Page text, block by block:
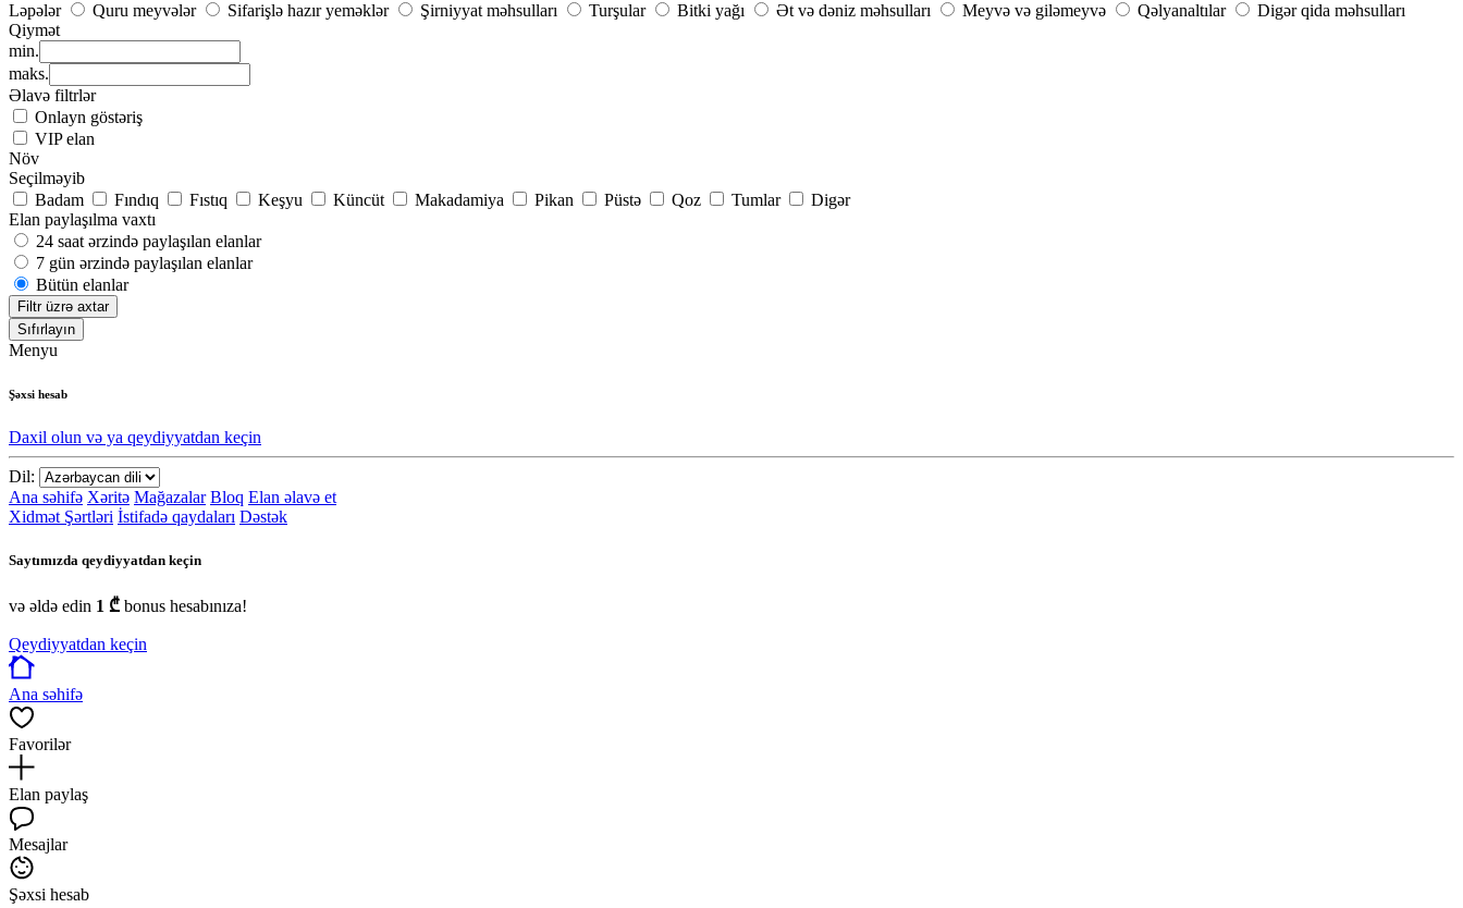
Ləpələr
Quru meyvələr Sifarişlə hazır yeməklər Şirniyyat məhsulları Turşular Bitki yağı Ət və dəniz məhsulları Meyvə və giləmeyvə Qəlyanaltılar
Digər qida məhsulları
Qiymət
min.
maks.
Əlavə filtrlər
Onlayn göstəriş
VIP elan
Növ
Seçilməyib
Badam
Fındıq Fıstıq Keşyu Küncüt Makadamiya Pikan Püstə Qoz Tumlar
Digər
Elan paylaşılma vaxtı
24 saat ərzində paylaşılan elanlar
7 gün ərzində paylaşılan elanlar
Bütün elanlar
Filtr üzrə axtar
Sıfırlayın
Menyu
Şəxsi hesab
Daxil olun və ya qeydiyyatdan keçin
Dil:
Ana səhifə Xəritə Mağazalar Bloq Elan əlavə et
Xidmət Şərtləri İstifadə qaydaları Dəstək
Saytımızda qeydiyyatdan keçin
və əldə edin 1 ₾ bonus hesabınıza!
Qeydiyyatdan keçin
Ana səhifə
Favorilər
Elan paylaş
Mesajlar
Şəxsi hesab